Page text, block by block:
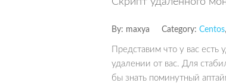
By: maxya Category: Centos,
Представим что у вас
удалении от вас. Для
бы знать поминутный